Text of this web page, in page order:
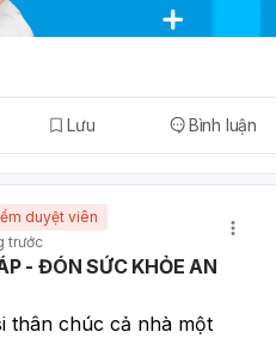
Lưu Bình luận
duyệt viên
trước
- ĐÓN SỨC KHỎE AN
thân chúc cả nhà một